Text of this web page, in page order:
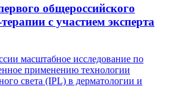
общероссийского
с участием эксперта
масштабное исследование по
применению технологии
света (IPL) в дерматологии и